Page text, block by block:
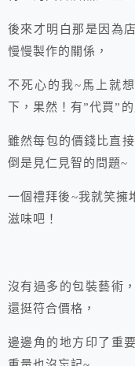
後來才明白那是因為
慢慢製作的關係，
不死心的我~馬上就
下，果然！有”代買”的
雖然每包的價錢比直
倒是見仁見智的問題~
一個禮拜後~我就笑擁
滋味吧！
沒有過多的包裝藝術
還挺符合價格，
邊邊角的地方印了重